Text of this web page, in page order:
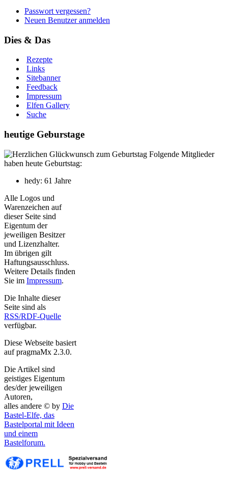
Passwort vergessen?
Neuen Benutzer anmelden
Dies & Das
Rezepte
Links
Sitebanner
Feedback
Impressum
Elfen Gallery
Suche
heutige Geburstage
Folgende Mitglieder
haben heute Geburtstag:
hedy: 61 Jahre
Alle Logos und
Warenzeichen auf
dieser Seite sind
Eigentum der
jeweiligen Besitzer
und Lizenzhalter.
Im übrigen gilt
Haftungsausschluss.
Weitere Details finden
Sie im Impressum.
Die Inhalte dieser
Seite sind als
RSS/RDF-Quelle
verfügbar.
Diese Webseite basiert
auf pragmaMx 2.3.0.
Die Artikel sind
geistiges Eigentum
des/der jeweiligen
Autoren,
alles andere © by Die
Bastel-Elfe, das
Bastelportal mit Ideen
und einem
Bastelforum.